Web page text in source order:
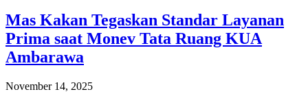
Mas Kakan Tegaskan Standar Layanan
Prima saat Monev Tata Ruang KUA
Ambarawa
November 14, 2025